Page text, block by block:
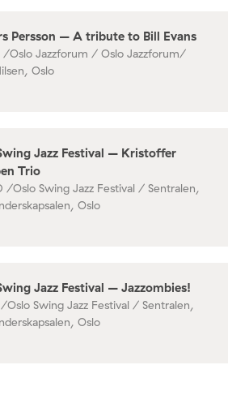
Persson – A tribute to Bill Evans
/Oslo Jazzforum / Oslo Jazzforum/
Oslo
Jazz Festival – Kristoffer
Trio
/Oslo Swing Jazz Festival / Sentralen,
Oslo
Jazz Festival – Jazzombies!
/Oslo Swing Jazz Festival / Sentralen,
Oslo